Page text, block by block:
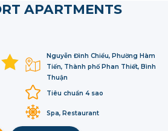
APARTMENTS
Nguyễn Đình Chiểu, Phường Hàm
Tiến, Thành phố Phan Thiết, Bình
Thuận
Tiêu chuẩn 4 sao
Spa, Restaurant